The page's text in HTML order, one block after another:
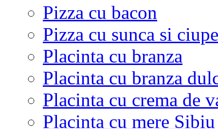
Pizza cu bacon
Pizza cu sunca si
Placinta cu branza
Placinta cu branza
Placinta cu crema de
Placinta cu mere Sibiu